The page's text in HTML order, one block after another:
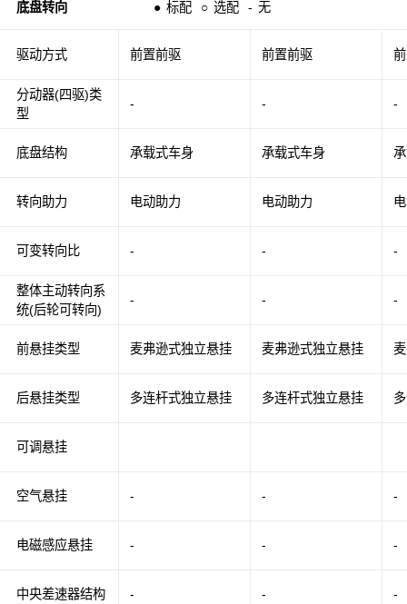
底盘转向 ● 标配 ○ 选配 - 无
驱动方式
分动器(四驱)类
型
底盘结构
转向助力
可变转向比
整体主动转向系
统(后轮可转向)
前悬挂类型
后悬挂类型
可调悬挂
空气悬挂
电磁感应悬挂
中央差速器结构
前置前驱 前置前驱
- - -
承载式车身 承载式车身
电动助力 电动助力
- - -
- - -
麦弗逊式独立悬挂 麦弗逊式独立悬挂
多连杆式独立悬挂 多连杆式独立悬挂
- - -
- - -
- - -